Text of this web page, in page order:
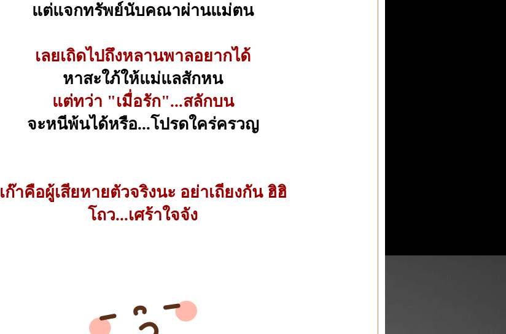
แต่แจกทรัพย์นับคณาผ่านแม่ตน
เลยเถิดไปถึงหลานพาลอยากได้
หาสะใภ้ให้แม่แลสักหน
แต่ทว่า "เมื่อรัก"...สลักบน
จะหนีพ้นได้หรือ...โปรดใคร่ครวญ
เก๊าคือผู้เสียหายตัวจริงนะ อย่าเถียงกัน ฮิฮิ
โถว...เศร้าใจจัง